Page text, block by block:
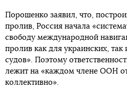
Порошенко заявил, что,
пролив, Россия начала
свободу международной
пролив как для украинских,
судов». Поэтому
лежит на «каждом члене ООН
коллективно».